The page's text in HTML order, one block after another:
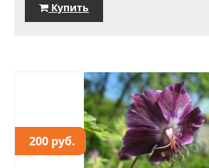
Купить
200 руб.